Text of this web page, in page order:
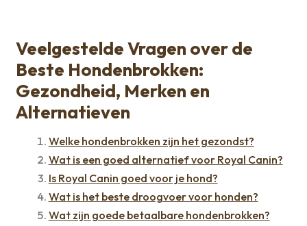
Veelgestelde Vragen over de
Beste Hondenbrokken:
Gezondheid, Merken en
Alternatieven
Welke hondenbrokken zijn het gezondst?
Wat is een goed alternatief voor Royal Canin?
Is Royal Canin goed voor je hond?
Wat is het beste droogvoer voor honden?
Wat zijn goede betaalbare hondenbrokken?